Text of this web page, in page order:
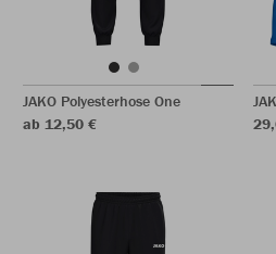
JAKO Polyesterhose One
ab 12,50 €